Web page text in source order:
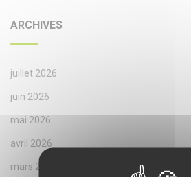
ARCHIVES
juillet 2026
juin 2026
mai 2026
avril 2026
mars 2026